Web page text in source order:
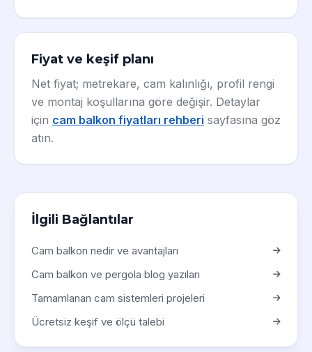
Fiyat ve keşif planı
Net fiyat; metrekare, cam kalınlığı, profil rengi
ve montaj koşullarına göre değişir. Detaylar
için cam balkon fiyatları rehberi sayfasına göz
atın.
İlgili Bağlantılar
Cam balkon nedir ve avantajları
Cam balkon ve pergola blog yazıları
Tamamlanan cam sistemleri projeleri
Ücretsiz keşif ve ölçü talebi